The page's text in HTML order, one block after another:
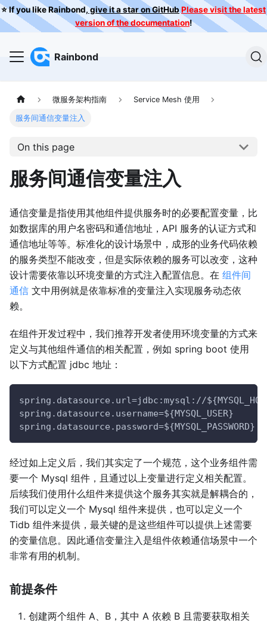
⭐️ If you like Rainbond,give it a star on GitHub Please visit the latest
version of the documentation!
Rainbond
微服务架构指南 Service Mesh 使用
服务间通信变量注入
On this page
服务间通信变量注入
通信变量是指使用其他组件提供服务时的必要配置变量，比
如数据库的用户名密码和通信地址，API 服务的认证方式和
通信地址等等。标准化的设计场景中，成形的业务代码依赖
的服务类型不能改变，但是实际依赖的服务可以改变，这种
设计需要依靠以环境变量的方式注入配置信息。在 组件间
通信 文中用例就是依靠标准的变量注入实现服务动态依
赖。
在组件开发过程中，我们推荐开发者使用环境变量的方式来
定义与其他组件通信的相关配置，例如 spring boot 使用
以下方式配置 jdbc 地址：
spring.datasource.url=jdbc:mysql://
spring.datasource.username=${MYSQL_USER}
spring.datasource.password=${MYSQL_PASSWORD}
经过如上定义后，我们其实定了一个规范，这个业务组件需
要一个 Mysql 组件，且通过以上变量进行定义相关配置。
后续我们使用什么组件来提供这个服务其实就是解耦合的，
我们可以定义一个 Mysql 组件来提供，也可以定义一个
Tidb 组件来提供，最关键的是这些组件可以提供上述需要
的变量信息。因此通信变量注入是组件依赖通信场景中一个
非常有用的机制。
前提条件
创建两个组件 A、B，其中 A 依赖 B 且需要获取相关